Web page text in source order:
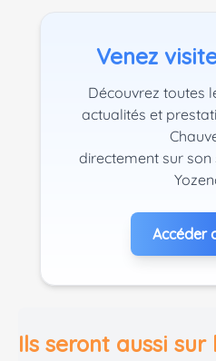
Venez
Découvrez toutes
actualités et
directement sur
Accéder
Ils seront aussi sur